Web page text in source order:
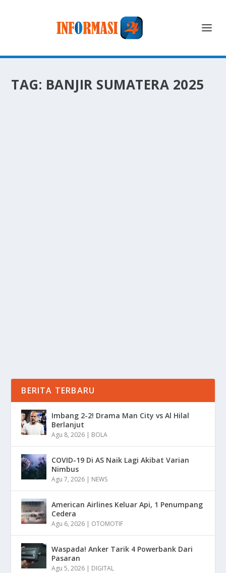
TAG: BANJIR SUMATERA 2025
BERITA TERBARU
Imbang 2-2! Drama Man City vs Al Hilal
Berlanjut
Agu 8, 2026 | BOLA
COVID-19 Di AS Naik Lagi Akibat Varian
Nimbus
Agu 7, 2026 | NEWS
American Airlines Keluar Api, 1 Penumpang
Cedera
Agu 6, 2026 | OTOMOTIF
Waspada! Anker Tarik 4 Powerbank Dari
Pasaran
Agu 5, 2026 | DIGITAL